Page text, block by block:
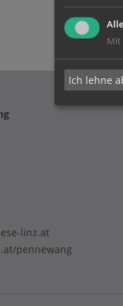
linz.at
pennewang
Mit
Ich lehne